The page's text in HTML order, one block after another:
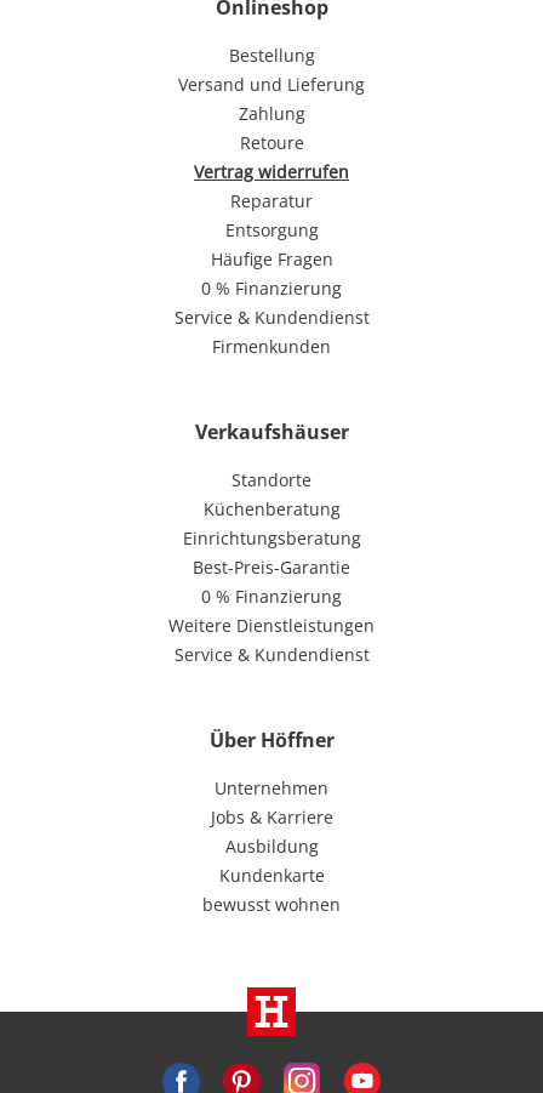
Onlineshop
Bestellung
Versand und Lieferung
Zahlung
Retoure
Vertrag widerrufen
Reparatur
Entsorgung
Häufige Fragen
0 % Finanzierung
Service & Kundendienst
Firmenkunden
Verkaufshäuser
Standorte
Küchenberatung
Einrichtungsberatung
Best-Preis-Garantie
0 % Finanzierung
Weitere Dienstleistungen
Service & Kundendienst
Über Höffner
Unternehmen
Jobs & Karriere
Ausbildung
Kundenkarte
bewusst wohnen